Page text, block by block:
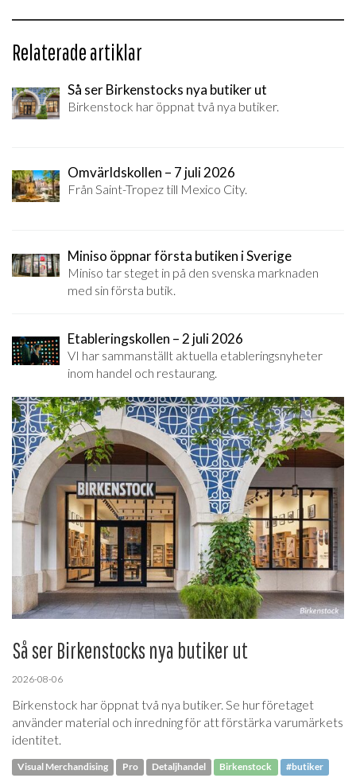
Relaterade artiklar
Så ser Birkenstocks nya butiker ut
Birkenstock har öppnat två nya butiker.
Omvärldskollen – 7 juli 2026
Från Saint-Tropez till Mexico City.
Miniso öppnar första butiken i Sverige
Miniso tar steget in på den svenska marknaden
med sin första butik.
Etableringskollen – 2 juli 2026
VI har sammanställt aktuella etableringsnyheter
inom handel och restaurang.
Så ser Birkenstocks nya butiker ut
2026-08-06
Birkenstock har öppnat två nya butiker. Se hur företaget
använder material och inredning för att förstärka varumärkets
identitet.
Visual Merchandising Pro Detaljhandel Birkenstock #butiker